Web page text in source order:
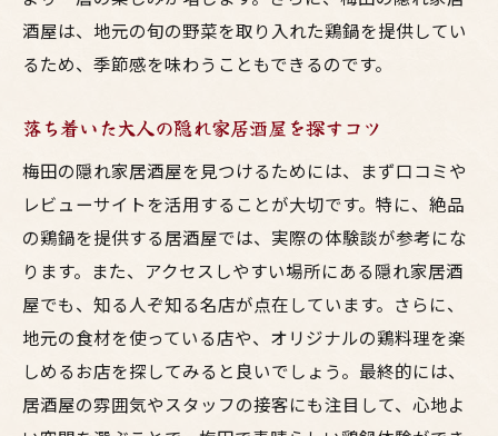
酒屋は、地元の旬の野菜を取り入れた鶏鍋を提供してい
るため、季節感を味わうこともできるのです。
落ち着いた大人の隠れ家居酒屋を探すコツ
梅田の隠れ家居酒屋を見つけるためには、まず口コミや
レビューサイトを活用することが大切です。特に、絶品
の鶏鍋を提供する居酒屋では、実際の体験談が参考にな
ります。また、アクセスしやすい場所にある隠れ家居酒
屋でも、知る人ぞ知る名店が点在しています。さらに、
地元の食材を使っている店や、オリジナルの鶏料理を楽
しめるお店を探してみると良いでしょう。最終的には、
居酒屋の雰囲気やスタッフの接客にも注目して、心地よ